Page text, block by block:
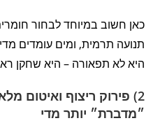
כאן חשוב במיוחד לבחור
תנועה תרמית, ומים עומדים
היא לא תפאורה – היא שחקן
2) פירוק ריצוף ואיטום
״מדברת״ יותר מדי